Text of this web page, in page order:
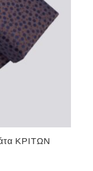
ΚΡΙΤΩΝ